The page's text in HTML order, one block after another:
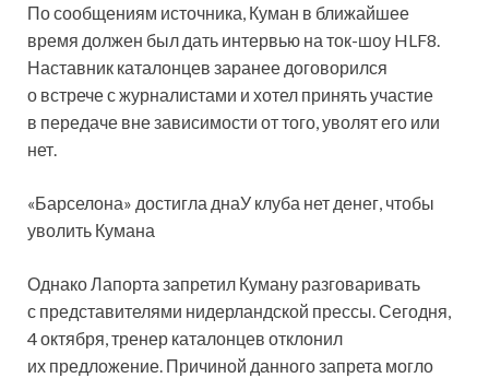
По сообщениям источника, Куман в ближайшее
время должен был дать интервью на ток-шоу HLF8.
Наставник каталонцев заранее договорился
о встрече с журналистами и хотел принять участие
в передаче вне зависимости от того, уволят его или
нет.
«Барселона» достигла днаУ клуба нет денег, чтобы
уволить Кумана
Однако Лапорта запретил Куману разговаривать
с представителями нидерландской прессы. Сегодня,
4 октября, тренер каталонцев отклонил
их предложение. Причиной данного запрета могло